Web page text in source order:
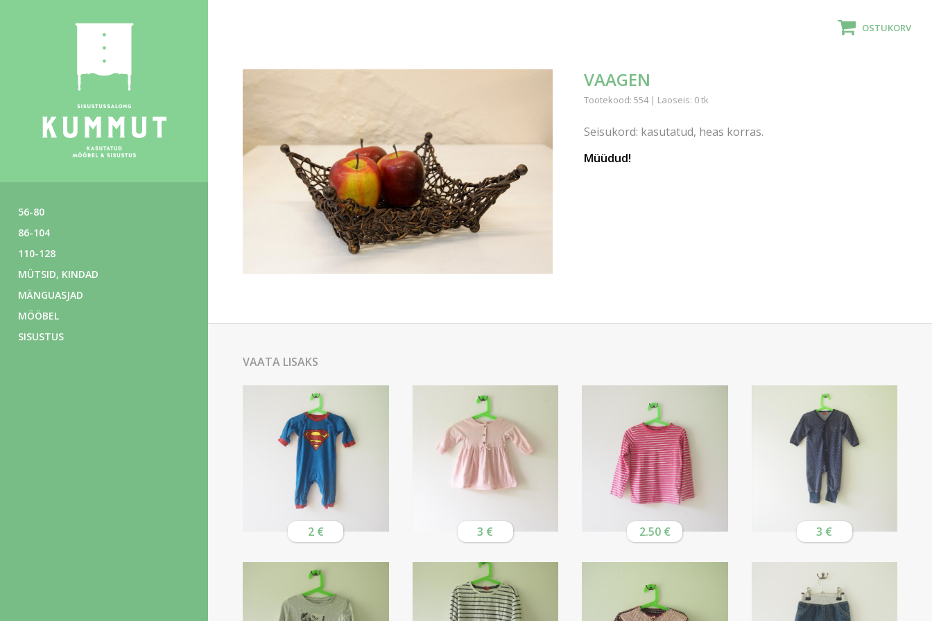
56-80
86-104
110-128
MÜTSID, KINDAD
MÄNGUASJAD
MÖÖBEL
SISUSTUS
OSTUKORV
VAAGEN
Tootekood: 554 | Laoseis: 0 tk
Seisukord: kasutatud, heas korras.
Müüdud!
VAATA LISAKS
2 € 3 € 2.50 € 3 €